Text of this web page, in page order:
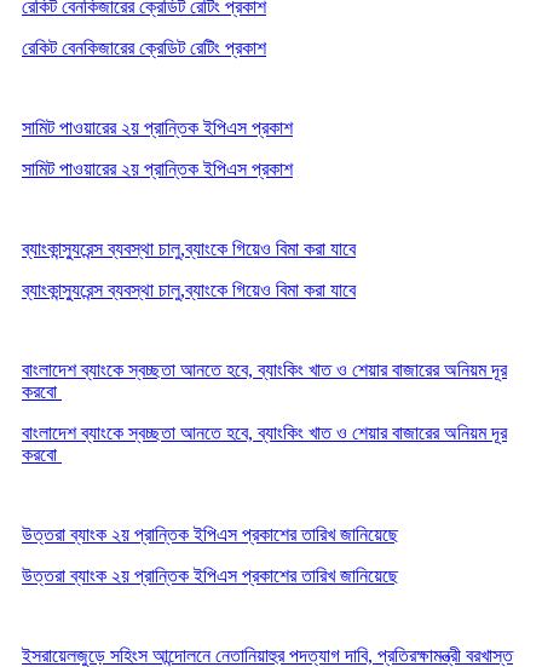
রেকিট বেনকিজারের ক্রেডিট রেটিং প্রকাশ
রেকিট বেনকিজারের ক্রেডিট রেটিং প্রকাশ
সামিট পাওয়ারের ২য় প্রান্তিক ইপিএস প্রকাশ
সামিট পাওয়ারের ২য় প্রান্তিক ইপিএস প্রকাশ
ব্যাংকান্স্যুরেন্স ব্যবস্থা চালু,ব্যাংকে গিয়েও বিমা করা যাবে
ব্যাংকান্স্যুরেন্স ব্যবস্থা চালু,ব্যাংকে গিয়েও বিমা করা যাবে
বাংলাদেশ ব্যাংকে স্বচ্ছতা আনতে হবে, ব্যাংকিং খাত ও শেয়ার বাজারের অনিয়ম দূর
করবো
বাংলাদেশ ব্যাংকে স্বচ্ছতা আনতে হবে, ব্যাংকিং খাত ও শেয়ার বাজারের অনিয়ম দূর
করবো
উত্তরা ব্যাংক ২য় প্রান্তিক ইপিএস প্রকাশের তারিখ জানিয়েছে
উত্তরা ব্যাংক ২য় প্রান্তিক ইপিএস প্রকাশের তারিখ জানিয়েছে
ইসরায়েলজুড়ে সহিংস আন্দোলনে নেতানিয়াহুর পদত্যাগ দাবি, প্রতিরক্ষামন্ত্রী বরখাস্ত